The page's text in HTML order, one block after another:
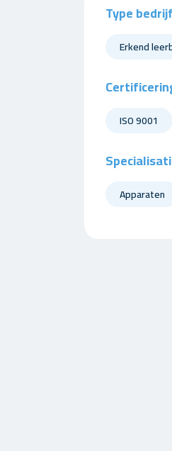
Type bedrijf
Erkend
ISO 9001
Apparaten